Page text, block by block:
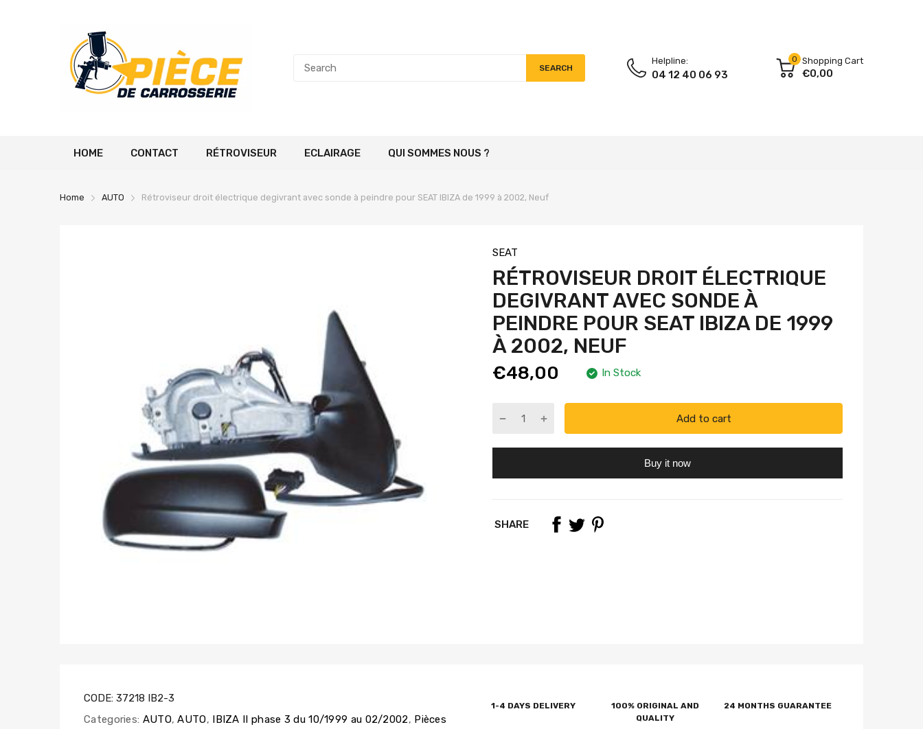
SEARCH
Helpline:
04 12 40 06 93
0 Shopping Cart
€0,00
HOME CONTACT RÉTROVISEUR ECLAIRAGE QUI SOMMES NOUS ?
Home AUTO Rétroviseur droit électrique degivrant avec sonde à peindre pour SEAT IBIZA de 1999 à 2002, Neuf
SEAT
RÉTROVISEUR DROIT ÉLECTRIQUE
DEGIVRANT AVEC SONDE À
PEINDRE POUR SEAT IBIZA DE 1999
À 2002, NEUF
€48,00 In Stock
Add to cart
Buy it now
SHARE
CODE: 37218 IB2-3
Categories: AUTO, AUTO, IBIZA II phase 3 du 10/1999 au 02/2002, Pièces
1-4 DAYS DELIVERY
100% ORIGINAL AND
QUALITY
24 MONTHS GUARANTEE